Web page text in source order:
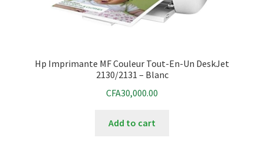
Hp Imprimante MF Couleur Tout-En-Un DeskJet
2130/2131 – Blanc
CFA30,000.00
Add to cart